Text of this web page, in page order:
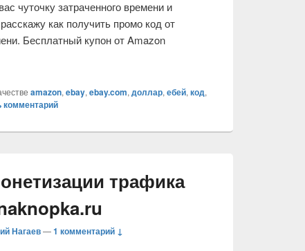
чуточку затраченного времени и
как получить промо код от
Бесплатный купон от Amazon
купон на 5$ от Amazon.com
amazon, ebay, ebay.com, доллар, ебей, код,
комментарий
трафика
Нагаев—1 комментарий ↓